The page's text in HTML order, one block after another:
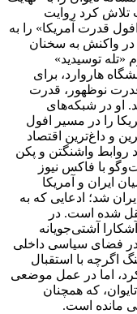
تلاش کرد روایت
قدرت آمریکا» را به
واکنش به سخنان
توسیدید»
هاروارد، برای
نوظهور، قدرت
او در شبکه‌های
را در مسیر افول
و داغ‌ترین اقتصاد
روابط واشنگتن و پکن
با فاکس نیوز
ایران و آمریکا
شد؛ ادعایی که به
شده است. در
آشتی‌جویانه
در فضای سیاسی داخلی
اگرچه با استقبال
کرد، اما در عمل موضعی
که همچنان
مانده است.